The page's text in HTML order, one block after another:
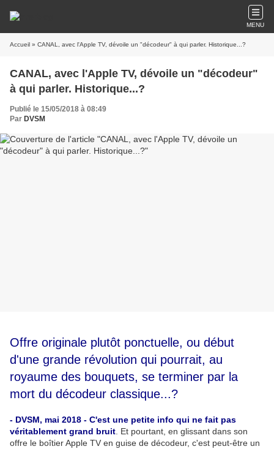
MENU
Accueil » CANAL, avec l'Apple TV, dévoile un "décodeur" à qui parler. Historique...?
CANAL, avec l'Apple TV, dévoile un "décodeur"
à qui parler. Historique...?
Publié le 15/05/2018 à 08:49
Par DVSM
Offre originale plutôt ponctuelle, ou début
d'une grande révolution qui pourrait, au
royaume des bouquets, se terminer par la
mort du décodeur classique...?
- DVSM, mai 2018 - C'est une petite info qui ne fait pas
véritablement grand bruit . Et pourtant, en glissant dans son
offre le boîtier Apple TV en guise de décodeur, c'est peut-être un